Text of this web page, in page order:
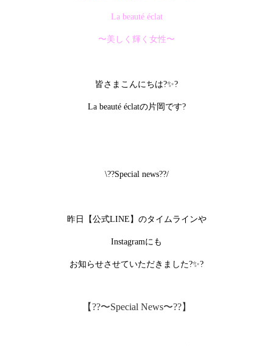
La beauté éclat
〜美しく輝く女性〜
皆さまこんにちは?✨?
La beauté éclatの片岡です?
\??Special news??/
昨日【公式LINE】のタイムラインや
Instagramにも
お知らせさせていただきました?✨?
【??〜Special News〜??】